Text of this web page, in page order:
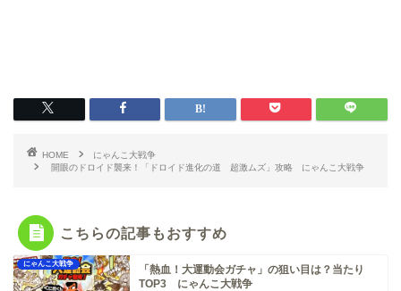
HOME
にゃんこ大戦争
開眼のドロイド襲来！「ドロイド進化の道 超激ムズ」攻略 にゃんこ大戦争
こちらの記事もおすすめ
にゃんこ大戦争
「熱血！大運動会ガチャ」の狙い目は？当たり
TOP3 にゃんこ大戦争